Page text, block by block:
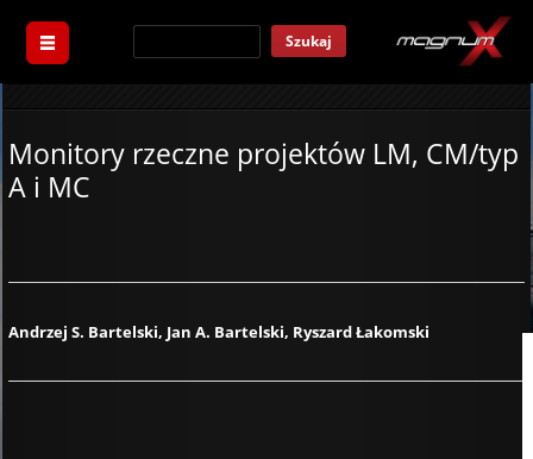
Szukaj
Monitory rzeczne projektów LM, CM/typ
A i MC
Andrzej S. Bartelski, Jan A. Bartelski, Ryszard Łakomski